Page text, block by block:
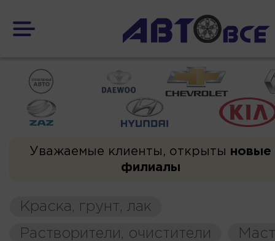
Уважаемые клиенты, открыты новые
филиалы
Краска, грунт, лак
Растворители, очистители